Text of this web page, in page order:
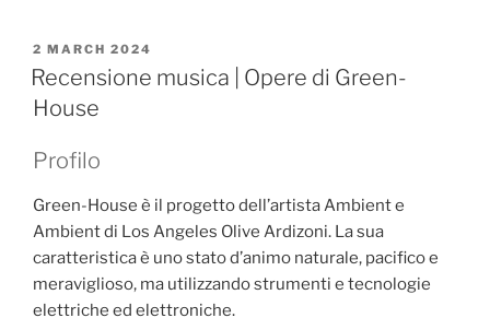
POSTED
ON
2 MARCH 2024
Recensione musica | Opere di Green-
House
Profilo
Green-House è il progetto dell’artista Ambient e
Ambient di Los Angeles Olive Ardizoni. La sua
caratteristica è uno stato d’animo naturale, pacifico e
meraviglioso, ma utilizzando strumenti e tecnologie
elettriche ed elettroniche.